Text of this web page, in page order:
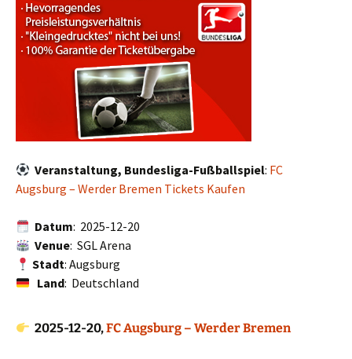
Veranstaltung, Bundesliga-Fußballspiel: FC
Augsburg – Werder Bremen Tickets Kaufen
Datum: 2025-12-20
Venue: SGL Arena
Stadt: Augsburg
Land: Deutschland
2025-12-20,FC Augsburg – Werder Bremen